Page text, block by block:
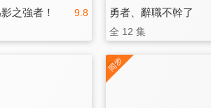
9.8
之強者！ 勇者、辭職不幹了
全 12 集